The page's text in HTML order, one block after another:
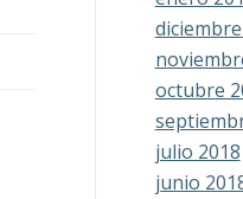
octubre
julio 2018
junio